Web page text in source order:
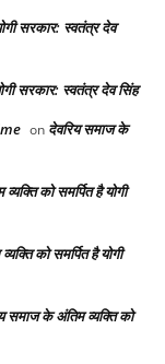
सरकार: स्वतंत्र देव
सरकार: स्वतंत्र देव सिंह
on देवरिय समाज के
को समर्पित है योगी
को समर्पित है योगी
समाज के अंतिम व्यक्ति को